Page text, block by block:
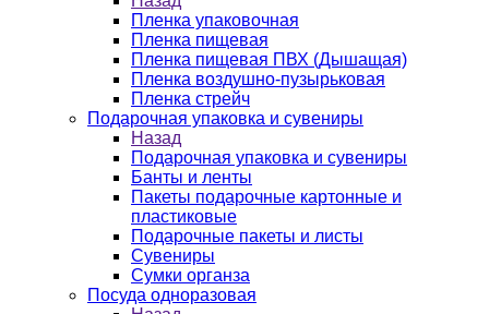
Пленка упаковочная
Пленка пищевая
Пленка пищевая ПВХ (Дышащая)
Пленка воздушно-пузырьковая
Пленка стрейч
Подарочная упаковка и сувениры
Назад
Подарочная упаковка и сувениры
Банты и ленты
Пакеты подарочные картонные и
пластиковые
Подарочные пакеты и листы
Сувениры
Сумки органза
Посуда одноразовая